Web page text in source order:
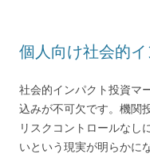
個人向け社会的
社会的インパクト投資マ
込みが不可欠です。機関
リスクコントロールなし
いという現実が明らかに